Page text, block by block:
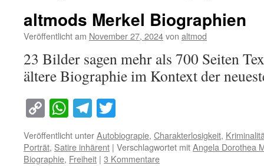
altmods Merkel Biographien
Veröffentlicht am November 27, 2024von altmod
23 Bilder sagen mehr als 700 Seiten
ältere Biographie im Kontext der
Copy
Link
WhatsApp
Telegram
Veröffentlicht unterAutobiograpie, Charakterlosigkeit,
Porträt, Satire inhärent | Verschlagwortet mitAngela Dorothea
Biographie, Freiheit | 3 Kommentare